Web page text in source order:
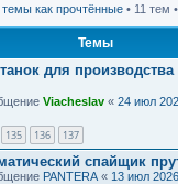
как прочтённые • 11 тем
Темы
для
Viacheslav « 24 июл
135 136 137
спайщик
PANTERA « 13 июл